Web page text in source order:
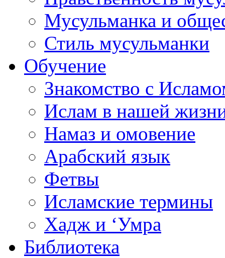
Мусульманка и
Стиль мусульманки
Обучение
Знакомство с
Ислам в нашей
Намаз и омовение
Арабский язык
Фетвы
Исламские термины
Хадж и ‘Умра
Библиотека